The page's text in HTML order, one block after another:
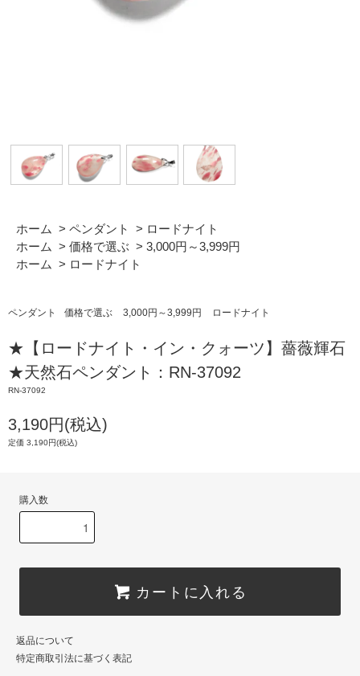
ホーム > ペンダント > ロードナイト
ホーム > 価格で選ぶ > 3,000円～3,999円
ホーム > ロードナイト
ペンダント 価格で選ぶ 3,000円～3,999円 ロードナイト
★【ロードナイト・イン・クォーツ】薔薇輝石
★天然石ペンダント：RN-37092
RN-37092
3,190円(税込)
定価 3,190円(税込)
購入数
カートに入れる
返品について
特定商取引法に基づく表記